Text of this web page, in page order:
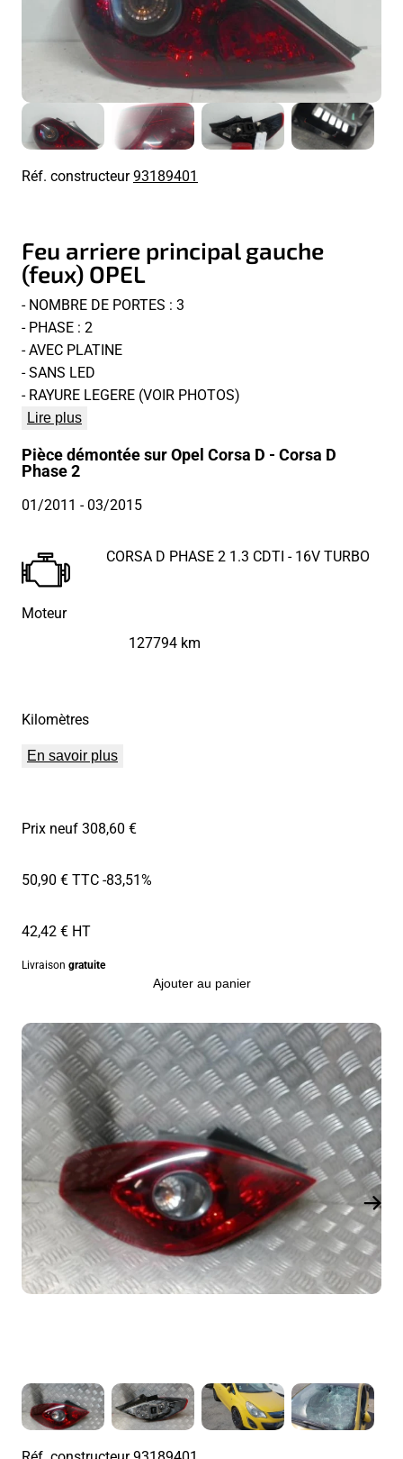
Réf. constructeur93189401
Feu arriere principal gauche
(feux) OPEL
- NOMBRE DE PORTES : 3
- PHASE : 2
- AVEC PLATINE
- SANS LED
- RAYURE LEGERE (VOIR PHOTOS)
Lire plus
Pièce démontée sur Opel Corsa D - Corsa D
Phase 2
01/2011 - 03/2015
Moteur
CORSA D PHASE 2 1.3 CDTI - 16V TURBO
Kilomètres
127794 km
En savoir plus
Prix neuf 308,60 €
50,90 € TTC-83,51%
42,42 € HT
Livraison gratuite
Ajouter au panier